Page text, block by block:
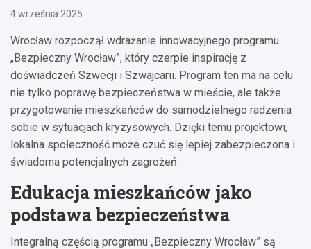
4 września 2025
Wrocław rozpoczął wdrażanie innowacyjnego programu
„Bezpieczny Wrocław”, który czerpie inspirację z
doświadczeń Szwecji i Szwajcarii. Program ten ma na celu
nie tylko poprawę bezpieczeństwa w mieście, ale także
przygotowanie mieszkańców do samodzielnego radzenia
sobie w sytuacjach kryzysowych. Dzięki temu projektowi,
lokalna społeczność może czuć się lepiej zabezpieczona i
świadoma potencjalnych zagrożeń.
Edukacja mieszkańców jako
podstawa bezpieczeństwa
Integralną częścią programu „Bezpieczny Wrocław” są